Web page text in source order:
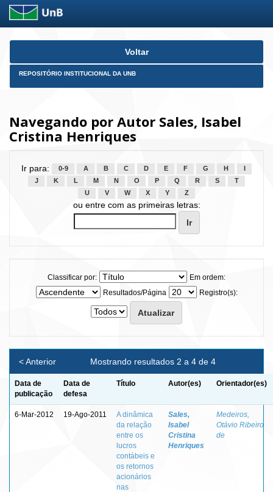
Skip
Voltar
REPOSITÓRIO INSTITUCIONAL DA UNB
Navegando por Autor Sales, Isabel
Cristina Henriques
Ir para: 0-9 A B C D E F G H
J
K L M N O P Q R S
T
U
V W X Y Z
ou entre com as primeiras letras:
Classificar por:
Em ordem:
Resultados/Página
Registro(s):
Mostrando resultados 2 a 4 de 4
< Anterior
Data de
publicação
Data de
defesa
Título Autor(es) Orientador(es)
6-Mar-2012 19-Ago-2011
A dinâmica
da relação
entre os
lucros
contábeis e
os retornos
acionários
nas
Sales,
Isabel
Cristina
Henriques
Medeiros,
Otávio Ribeiro
de